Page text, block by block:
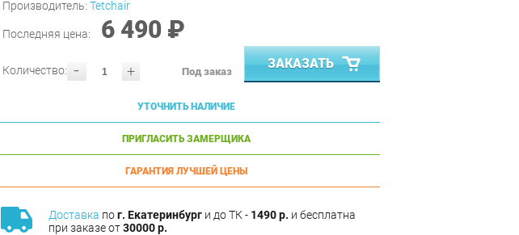
Производитель: Tetchair
Последняя цена: 6 490 ₽
- +
Количество: Под заказ
ЗАКАЗАТЬ
УТОЧНИТЬ НАЛИЧИЕ
ПРИГЛАСИТЬ ЗАМЕРЩИКА
ГАРАНТИЯ ЛУЧШЕЙ ЦЕНЫ
Доставка пог. Екатеринбург и до ТК - 1490 р. и бесплатна
при заказе от30000 р.